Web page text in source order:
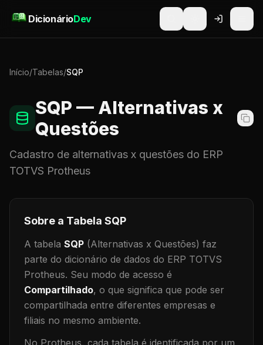
DicionárioDev
Início/Tabelas/SQP
SQP — Alternativas x
Questões
Cadastro de alternativas x questões do ERP
TOTVS Protheus
Sobre a Tabela SQP
A tabela SQP (Alternativas x Questões) faz
parte do dicionário de dados do ERP TOTVS
Protheus. Seu modo de acesso é
Compartilhado, o que significa que pode ser
compartilhada entre diferentes empresas e
filiais no mesmo ambiente.
No Protheus, cada tabela é identificada por um